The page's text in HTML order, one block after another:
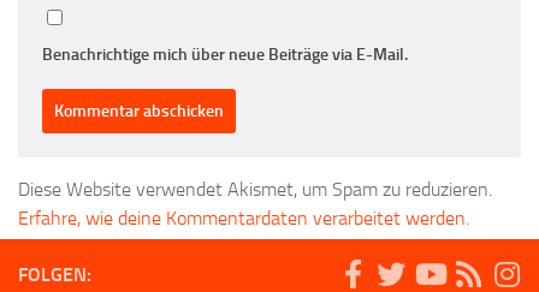
Benachrichtige mich über neue Beiträge via E-Mail.
Diese Website verwendet Akismet, um Spam zu reduzieren.
Erfahre, wie deine Kommentardaten verarbeitet werden.
FOLGEN: